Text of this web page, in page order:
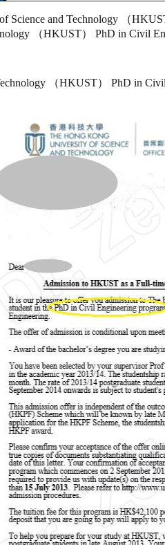
and Technology （
（HKUST） PhD in Civil
（HKUST） PhD in